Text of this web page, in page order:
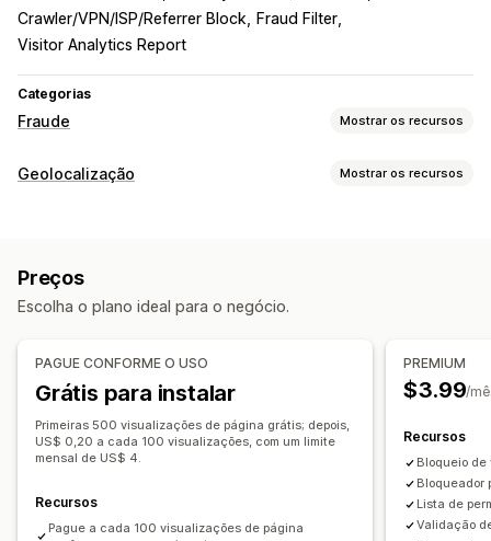
Crawler/VPN/ISP/Referrer Block
Fraud Filter
Visitor Analytics Report
Categorias
Fraude Mostrar os recursos
Tipos de fraude
Cancelamento automático
Listas de bloqueio
Redirecionamentos por geolocalização
Detecção de bots Filtros de fraude
Alertas e análises
Atividade suspeita Avisos de fraude
Análises de visitantes
Relatórios de alto risco
Geolocalização Mostrar os recursos
Proxies
Redirecionamento manual
Análises
Configurações de localização
Seletor de país
Preços
Escolha o plano ideal para o negócio.
PAGUE CONFORME O USO
Grátis para instalar
Primeiras 500 visualizações de página grátis; depois,
US$ 0,20 a cada 100 visualizações, com um limite
mensal de US$ 4.
Recursos
Pague a cada 100 visualizações de página
PREMIUM
$3.99/
Recursos
Bloqueio
Bloqueador
Lista de
Validação